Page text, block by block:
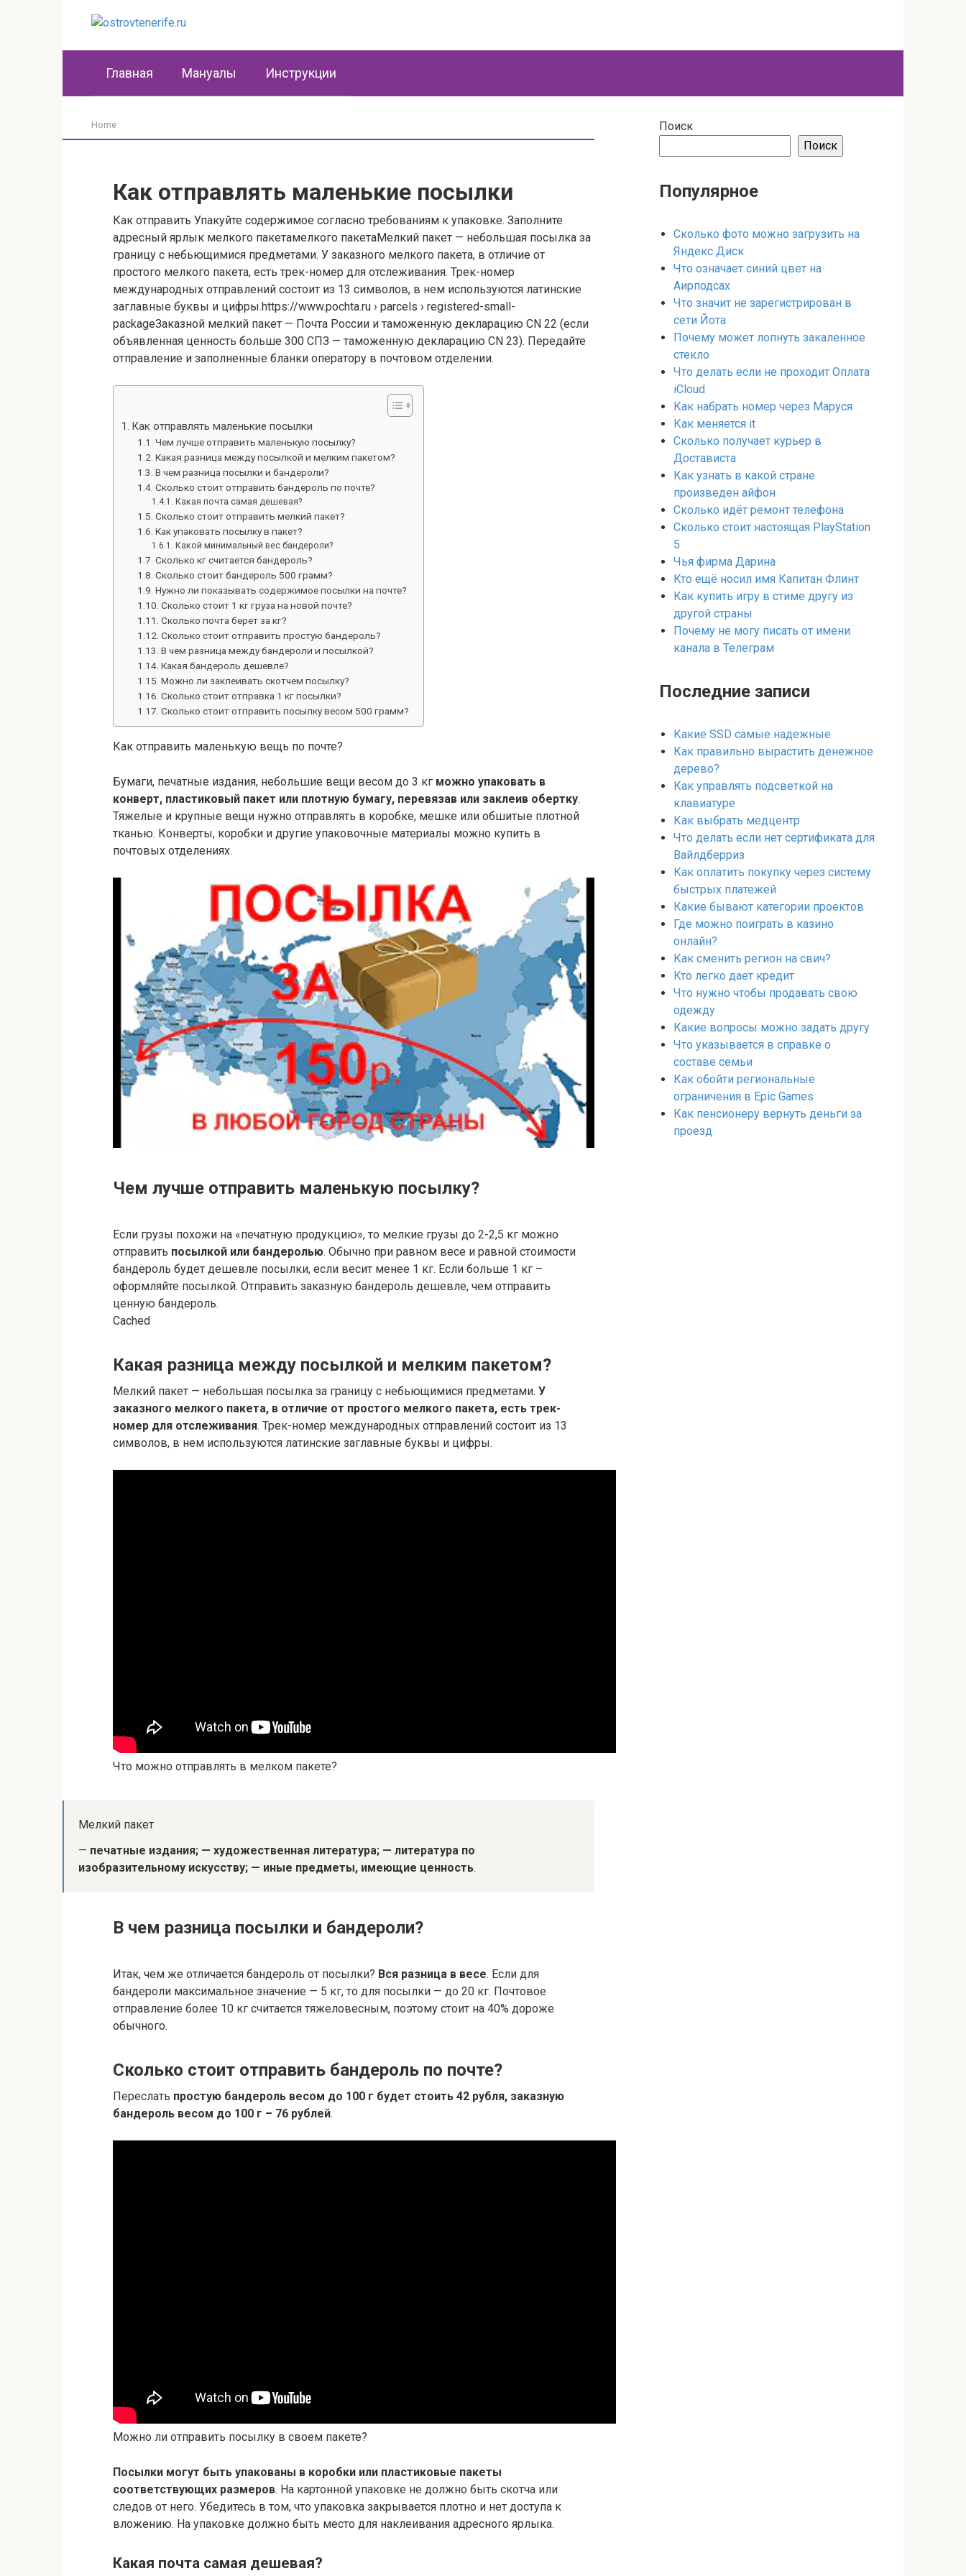
Главная Мануалы Инструкции
Home
Как отправлять маленькие посылки
Как отправить Упакуйте содержимое согласно требованиям к упаковке. Заполните
адресный ярлык мелкого пакетамелкого пакетаМелкий пакет — небольшая посылка за
границу с небьющимися предметами. У заказного мелкого пакета, в отличие от
простого мелкого пакета, есть трек-номер для отслеживания. Трек-номер
международных отправлений состоит из 13 символов, в нем используются латинские
заглавные буквы и цифры.https://www.pochta.ru › parcels › registered-small-
packageЗаказной мелкий пакет — Почта России и таможенную декларацию CN 22 (если
объявленная ценность больше 300 СПЗ — таможенную декларацию CN 23). Передайте
отправление и заполненные бланки оператору в почтовом отделении.
Как отправлять маленькие посылки
Чем лучше отправить маленькую посылку?
Какая разница между посылкой и мелким пакетом?
В чем разница посылки и бандероли?
Сколько стоит отправить бандероль по почте?
Какая почта самая дешевая?
Сколько стоит отправить мелкий пакет?
Как упаковать посылку в пакет?
Какой минимальный вес бандероли?
Сколько кг считается бандероль?
Сколько стоит бандероль 500 грамм?
Нужно ли показывать содержимое посылки на почте?
Сколько стоит 1 кг груза на новой почте?
Сколько почта берет за кг?
Сколько стоит отправить простую бандероль?
В чем разница между бандероли и посылкой?
Какая бандероль дешевле?
Можно ли заклеивать скотчем посылку?
Сколько стоит отправка 1 кг посылки?
Сколько стоит отправить посылку весом 500 грамм?
Как отправить маленькую вещь по почте?
Бумаги, печатные издания, небольшие вещи весом до 3 кг можно упаковать в
конверт, пластиковый пакет или плотную бумагу, перевязав или заклеив обертку.
Тяжелые и крупные вещи нужно отправлять в коробке, мешке или обшитые плотной
тканью. Конверты, коробки и другие упаковочные материалы можно купить в
почтовых отделениях.
Чем лучше отправить маленькую посылку?
Если грузы похожи на «печатную продукцию», то мелкие грузы до 2-2,5 кг можно
отправить посылкой или бандеролью. Обычно при равном весе и равной стоимости
бандероль будет дешевле посылки, если весит менее 1 кг. Если больше 1 кг –
оформляйте посылкой. Отправить заказную бандероль дешевле, чем отправить
ценную бандероль.
Cached
Какая разница между посылкой и мелким пакетом?
Мелкий пакет — небольшая посылка за границу с небьющимися предметами. У
заказного мелкого пакета, в отличие от простого мелкого пакета, есть трек-
номер для отслеживания. Трек-номер международных отправлений состоит из 13
символов, в нем используются латинские заглавные буквы и цифры.
Что можно отправлять в мелком пакете?
Мелкий пакет
— печатные издания; — художественная литература; — литература по
изобразительному искусству; — иные предметы, имеющие ценность.
В чем разница посылки и бандероли?
Итак, чем же отличается бандероль от посылки? Вся разница в весе. Если для
бандероли максимальное значение — 5 кг, то для посылки — до 20 кг. Почтовое
отправление более 10 кг считается тяжеловесным, поэтому стоит на 40% дороже
обычного.
Сколько стоит отправить бандероль по почте?
Переслать простую бандероль весом до 100 г будет стоить 42 рубля, заказную
бандероль весом до 100 г – 76 рублей.
Можно ли отправить посылку в своем пакете?
Посылки могут быть упакованы в коробки или пластиковые пакеты
соответствующих размеров. На картонной упаковке не должно быть скотча или
следов от него. Убедитесь в том, что упаковка закрывается плотно и нет доступа к
вложению. На упаковке должно быть место для наклеивания адресного ярлыка.
Какая почта самая дешевая?
Поиск
Поиск
Популярное
Сколько фото можно загрузить на
Яндекс Диск
Что означает синий цвет на
Аирподсах
Что значит не зарегистрирован в
сети Йота
Почему может лопнуть закаленное
стекло
Что делать если не проходит Оплата
iCloud
Как набрать номер через Маруся
Как меняется it
Сколько получает курьер в
Достависта
Как узнать в какой стране
произведен айфон
Сколько идёт ремонт телефона
Сколько стоит настоящая PlayStation
5
Чья фирма Дарина
Кто ещё носил имя Капитан Флинт
Как купить игру в стиме другу из
другой страны
Почему не могу писать от имени
канала в Телеграм
Последние записи
Какие SSD самые надежные
Как правильно вырастить денежное
дерево?
Как управлять подсветкой на
клавиатуре
Как выбрать медцентр
Что делать если нет сертификата для
Вайлдберриз
Как оплатить покупку через систему
быстрых платежей
Какие бывают категории проектов
Где можно поиграть в казино
онлайн?
Как сменить регион на свич?
Кто легко дает кредит
Что нужно чтобы продавать свою
одежду
Какие вопросы можно задать другу
Что указывается в справке о
составе семьи
Как обойти региональные
ограничения в Epic Games
Как пенсионеру вернуть деньги за
проезд